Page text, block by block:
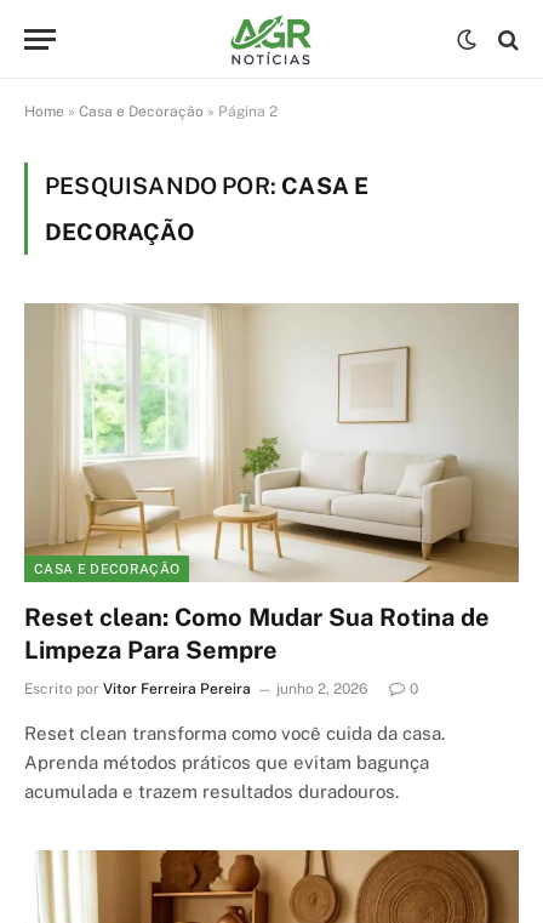
Home » Casa e Decoração » Página 2
PESQUISANDO POR: CASA E
DECORAÇÃO
CASA E DECORAÇÃO
Reset clean: Como Mudar Sua Rotina de
Limpeza Para Sempre
Escrito por Vitor Ferreira Pereira junho 2, 2026 0
Reset clean transforma como você cuida da casa.
Aprenda métodos práticos que evitam bagunça
acumulada e trazem resultados duradouros.